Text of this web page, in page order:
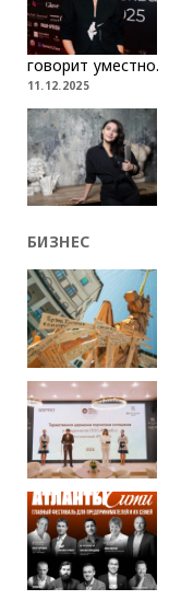
говорит уместно.
11.12.2025
БИЗНЕС